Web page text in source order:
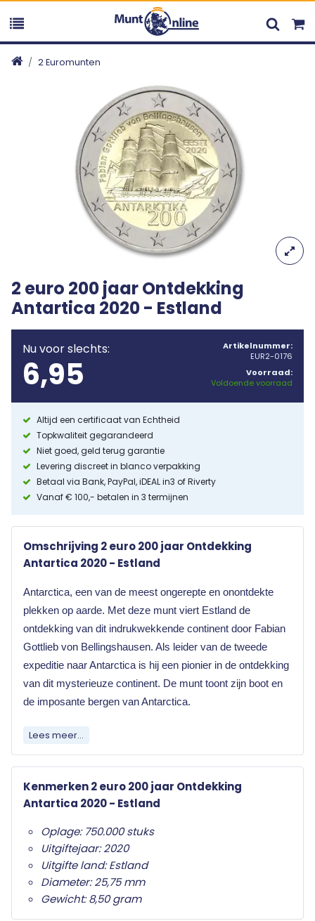
2 Euromunten
2 euro 200 jaar Ontdekking
Antartica 2020 - Estland
Nu voor slechts:
6,95
Artikelnummer:
EUR2-0176
Voorraad:
Voldoende voorraad
Altijd een certificaat van Echtheid
Topkwaliteit gegarandeerd
Niet goed, geld terug garantie
Levering discreet in blanco verpakking
Betaal via Bank, PayPal, iDEAL in3 of Riverty
Vanaf € 100,- betalen in 3 termijnen
Omschrijving 2 euro 200 jaar Ontdekking
Antartica 2020 - Estland
Antarctica, een van de meest ongerepte en onontdekte
plekken op aarde. Met deze munt viert Estland de
ontdekking van dit indrukwekkende continent door Fabian
Gottlieb von Bellingshausen. Als leider van de tweede
expeditie naar Antarctica is hij een pionier in de ontdekking
van dit mysterieuze continent. De munt toont zijn boot en
de imposante bergen van Antarctica.
Elk land dat de euro als officiële munteenheid
heeft mag jaarlijks twee herdenkingsmunten
uitgeven. Wat deze herdenkingsmunten
onderscheid van de gewone twee euro munten is
het herdenkingsonderwerp op de nationale zijde.
Alleen de twee euro munt mag als
herdenkingsmunt gebruikt worden. Ze zijn in het
hele eurogebied wettig betaalmiddel; ze kunnen
als gewone euromunten worden gebruikt en
moeten worden geaccepteerd.
Lees meer...
Kenmerken 2 euro 200 jaar Ontdekking
Antartica 2020 - Estland
Oplage: 750.000 stuks
Uitgiftejaar: 2020
Uitgifte land: Estland
Diameter: 25,75 mm
Gewicht: 8,50 gram